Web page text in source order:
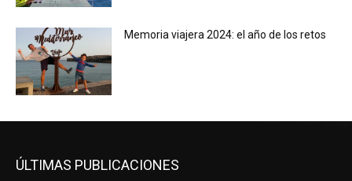
Memoria viajera 2024: el año de los retos
ÚLTIMAS PUBLICACIONES